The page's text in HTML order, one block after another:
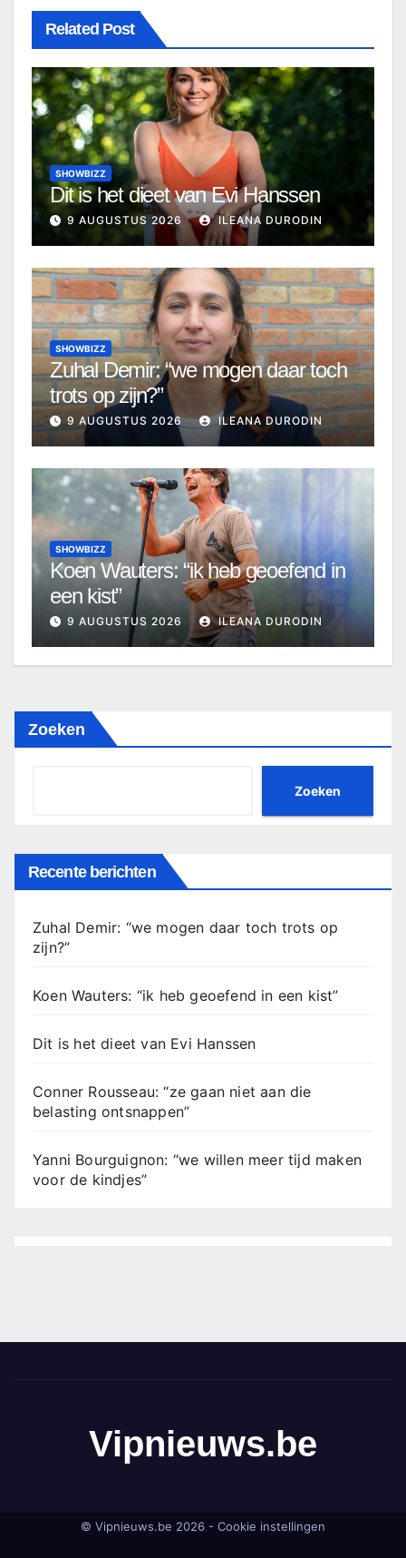
Related Post
SHOWBIZZ
Dit is het dieet van Evi Hanssen
9 AUGUSTUS 2026 ILEANA DURODIN
SHOWBIZZ
Zuhal Demir: “we mogen daar toch
trots op zijn?”
9 AUGUSTUS 2026 ILEANA DURODIN
SHOWBIZZ
Koen Wauters: “ik heb geoefend in
een kist”
9 AUGUSTUS 2026 ILEANA DURODIN
Zoeken
Zoeken
Recente berichten
Zuhal Demir: “we mogen daar toch trots op
zijn?”
Koen Wauters: “ik heb geoefend in een kist”
Dit is het dieet van Evi Hanssen
Conner Rousseau: “ze gaan niet aan die
belasting ontsnappen”
Yanni Bourguignon: “we willen meer tijd maken
voor de kindjes”
Vipnieuws.be
© Vipnieuws.be 2026 - Cookie instellingen